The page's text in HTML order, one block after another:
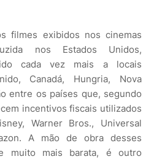
filmes exibidos nos cinemas
nos Estados Unidos,
cada vez mais a locais
Canadá, Hungria, Nova
entre os países que, segundo
incentivos fiscais utilizados
Warner Bros., Universal
A mão de obra desses
muito mais barata, é outro